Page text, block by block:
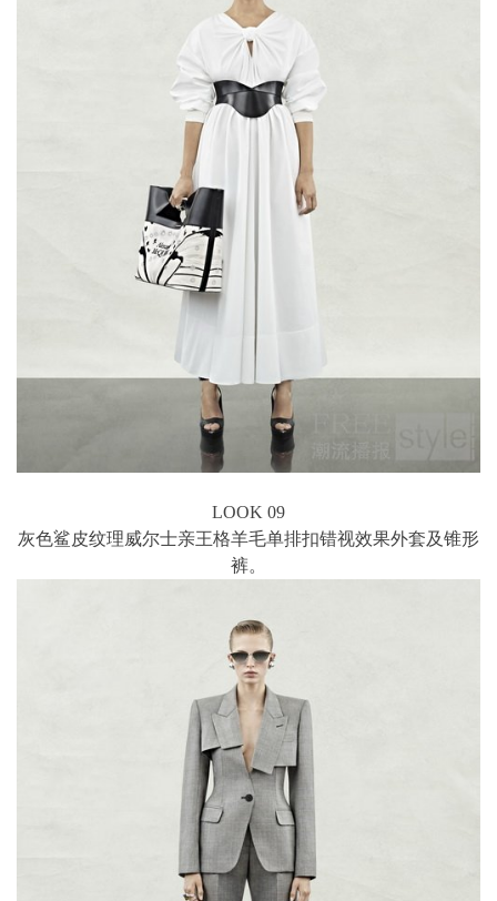
LOOK 09
灰色鲨皮纹理威尔士亲王格羊毛单排扣错视效果外套及锥形
裤。